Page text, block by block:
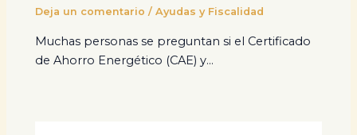
Deja un comentario /Ayudas y Fiscalidad
Muchas personas se preguntan si el Certificado
de Ahorro Energético (CAE) y…